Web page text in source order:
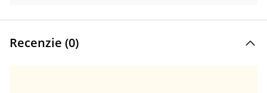
Recenzie (0)